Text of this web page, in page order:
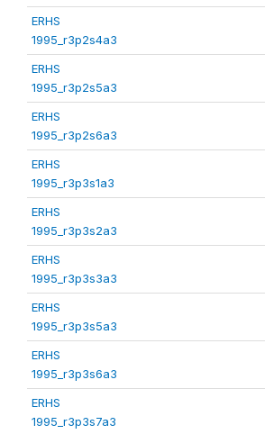
ERHS
1995_r3p2s4a3
ERHS
1995_r3p2s5a3
ERHS
1995_r3p2s6a3
ERHS
1995_r3p3s1a3
ERHS
1995_r3p3s2a3
ERHS
1995_r3p3s3a3
ERHS
1995_r3p3s5a3
ERHS
1995_r3p3s6a3
ERHS
1995_r3p3s7a3